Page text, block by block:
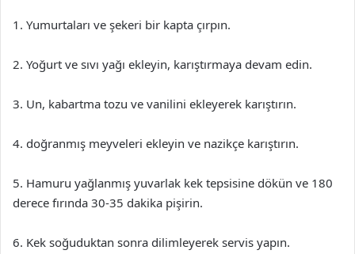
1. Yumurtaları ve şekeri bir kapta çırpın.
2. Yoğurt ve sıvı yağı ekleyin, karıştırmaya devam edin.
3. Un, kabartma tozu ve vanilini ekleyerek karıştırın.
4. doğranmış meyveleri ekleyin ve nazikçe karıştırın.
5. Hamuru yağlanmış yuvarlak kek tepsisine dökün ve 180
derece fırında 30-35 dakika pişirin.
6. Kek soğuduktan sonra dilimleyerek servis yapın.